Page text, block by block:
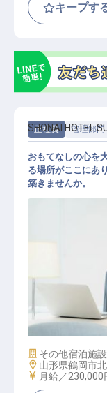
キープす
正社員 管理部門
経理 / 総務 /
SHONAI HOTEL
おもてなしの心を
る場所がここにあ
築きませんか。
施設業態
その他宿泊施設
勤務地
山形県鶴岡市
給与
月給／230,000